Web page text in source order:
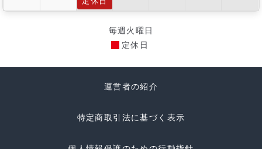
毎週火曜日
定休日
運営者の紹介
特定商取引法に基づく表示